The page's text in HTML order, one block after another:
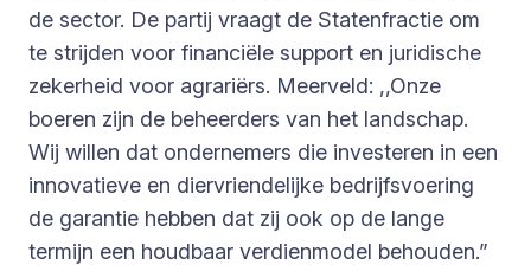
de sector. De partij vraagt de Statenfractie om
te strijden voor financiële support en juridische
zekerheid voor agrariërs. Meerveld: ,,Onze
boeren zijn de beheerders van het landschap.
Wij willen dat ondernemers die investeren in een
innovatieve en diervriendelijke bedrijfsvoering
de garantie hebben dat zij ook op de lange
termijn een houdbaar verdienmodel behouden.”